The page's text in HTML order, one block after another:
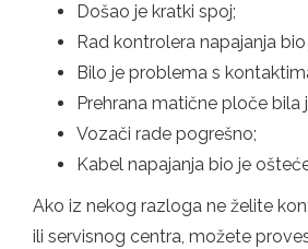
Došao je kratki spoj;
Rad kontrolera napajanja
Bilo je problema s
Prehrana matične ploče bila
Vozači rade pogrešno;
Kabel napajanja bio je
Ako iz nekog razloga ne želite
ili servisnog centra, možete